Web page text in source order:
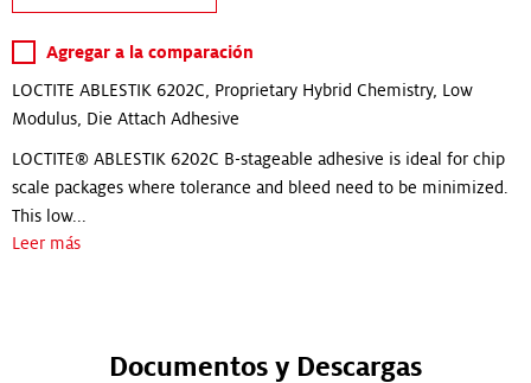
Agregar a la comparación
LOCTITE ABLESTIK 6202C, Proprietary Hybrid Chemistry, Low
Modulus, Die Attach Adhesive
LOCTITE® ABLESTIK 6202C B-stageable adhesive is ideal for chip
scale packages where tolerance and bleed need to be minimized.
This low...
Leer más
Documentos y Descargas